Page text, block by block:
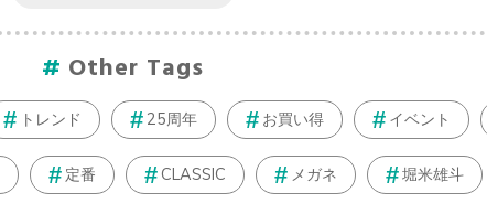
Other Tags
トレンド 25周年 お買い得 イベント
定番 CLASSIC メガネ 堀米雄斗